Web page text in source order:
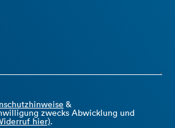
&
zwecks Abwicklung und
hier).